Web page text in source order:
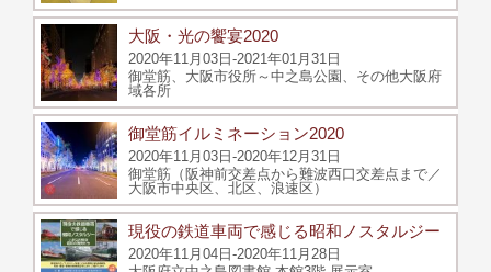
大阪・光の饗宴2020
2020年11月03日-2021年01月31日
御堂筋、大阪市役所～中之島公園、その他大阪府
域各所
御堂筋イルミネーション2020
2020年11月03日-2020年12月31日
御堂筋（阪神前交差点から難波西口交差点まで／
大阪市中央区、北区、浪速区）
現役の鉄道車両で感じる昭和ノスタルジー
2020年11月04日-2020年11月28日